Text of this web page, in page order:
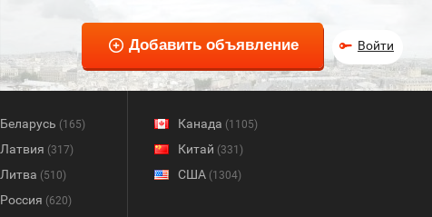
Войти
Беларусь (165)
Латвия (317)
Литва (510)
Россия (620)
Канада (1105)
Китай (331)
США (1304)